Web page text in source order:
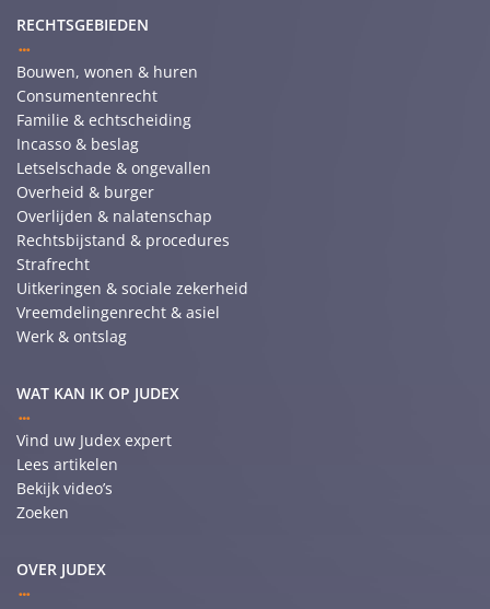
RECHTSGEBIEDEN
Bouwen, wonen & huren
Consumentenrecht
Familie & echtscheiding
Incasso & beslag
Letselschade & ongevallen
Overheid & burger
Overlijden & nalatenschap
Rechtsbijstand & procedures
Strafrecht
Uitkeringen & sociale zekerheid
Vreemdelingenrecht & asiel
Werk & ontslag
WAT KAN IK OP JUDEX
Vind uw Judex expert
Lees artikelen
Bekijk video’s
Zoeken
OVER JUDEX